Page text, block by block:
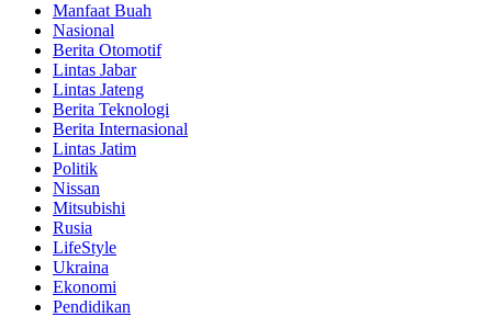
Manfaat Buah
Nasional
Berita Otomotif
Lintas Jabar
Lintas Jateng
Berita Teknologi
Berita Internasional
Lintas Jatim
Politik
Nissan
Mitsubishi
Rusia
LifeStyle
Ukraina
Ekonomi
Pendidikan